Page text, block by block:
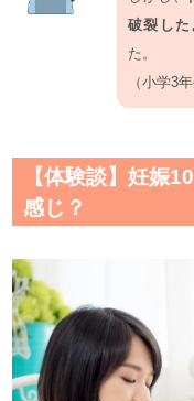
破裂した
た。
（小学3
【体験談】妊娠
感じ？